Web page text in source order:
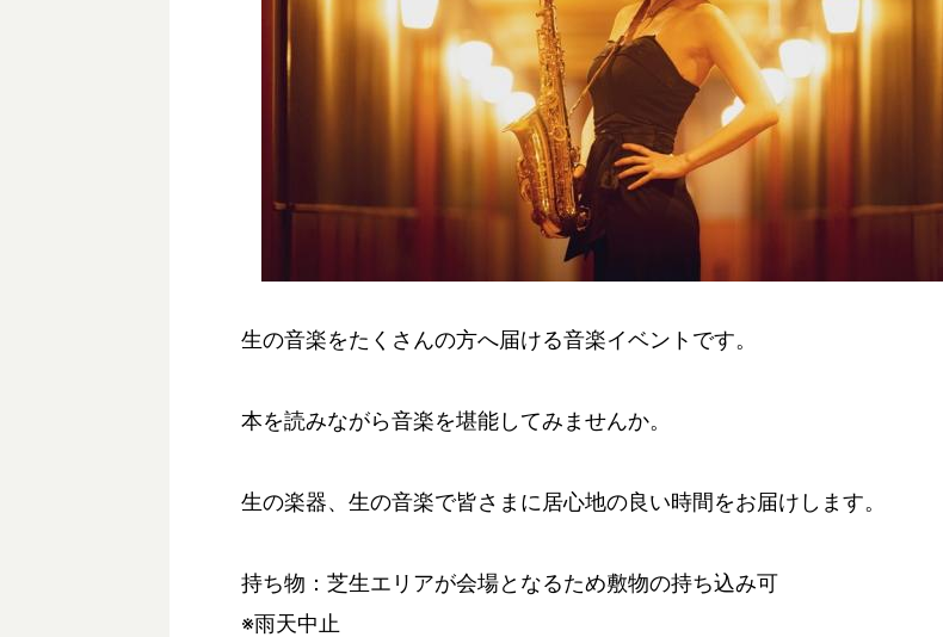
生の音楽をたくさんの方へ届ける音楽イベントです。
本を読みながら音楽を堪能してみませんか。
生の楽器、生の音楽で皆さまに居心地の良い時間をお届けします。
持ち物：芝生エリアが会場となるため敷物の持ち込み可
※雨天中止